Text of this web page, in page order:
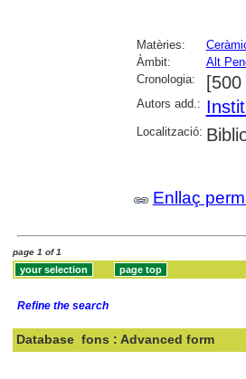
Matèries:
Àmbit:
Alt
Cronologia:
Autors add.:
Localització:
Enllaç
page 1 of 1
Refine the search
Database fons : Advanced form